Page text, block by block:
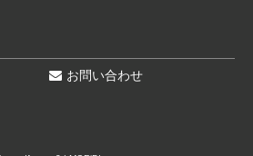
お問い合わせ